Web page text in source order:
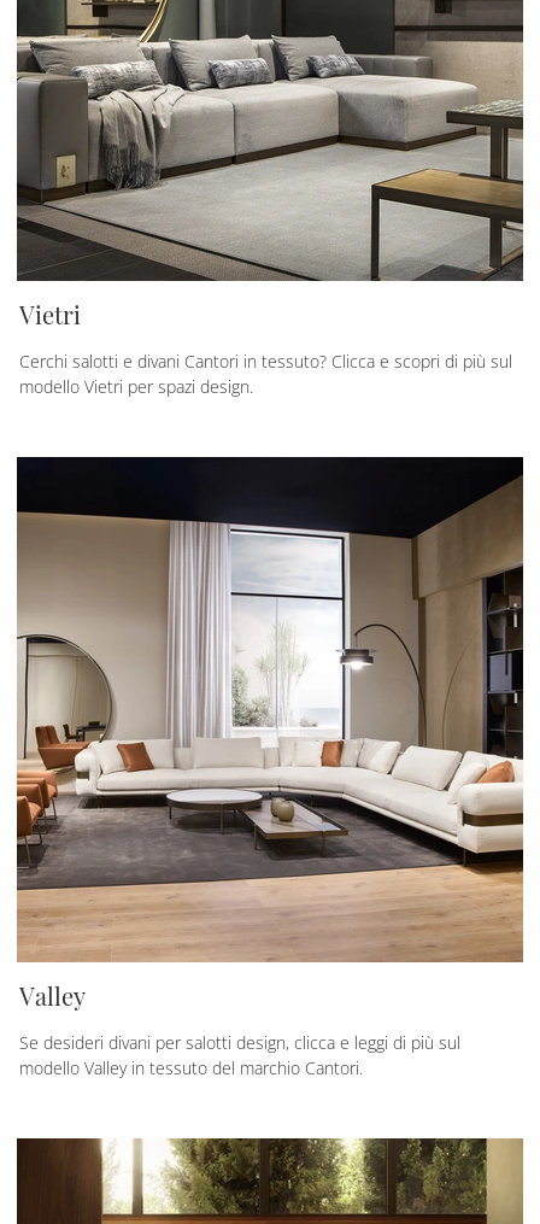
Vietri
Cerchi salotti e divani Cantori in tessuto? Clicca e scopri di più sul
modello Vietri per spazi design.
Valley
Se desideri divani per salotti design, clicca e leggi di più sul
modello Valley in tessuto del marchio Cantori.